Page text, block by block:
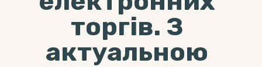
торгів. З
актуальною